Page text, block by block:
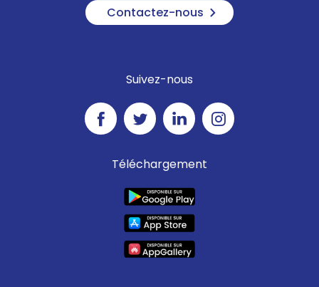
Contactez-nous
Suivez-nous
Téléchargement